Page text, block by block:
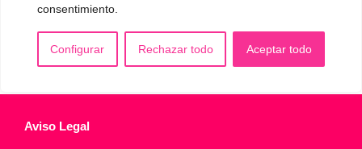
consentimiento.
Configurar Rechazar todo Aceptar todo
Email :contacto@femivoz.es
Aviso Legal